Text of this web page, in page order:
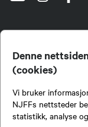
Denne
(cookies)
Vi bruker
NJFFs nettsteder
statistikk, analyse
jegere og sportsfiskere og et
fiske i Norge. Vi er en
naturpolitisk engasjement i